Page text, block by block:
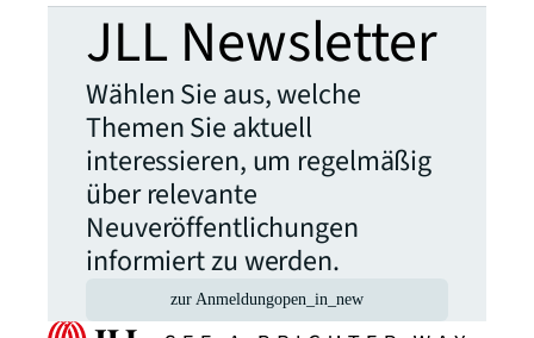
JLL Newsletter
Wählen Sie aus, welche
Themen Sie aktuell
interessieren, um regelmäßig
über relevante
Neuveröffentlichungen
informiert zu werden.
zur Anmeldungopen_in_new